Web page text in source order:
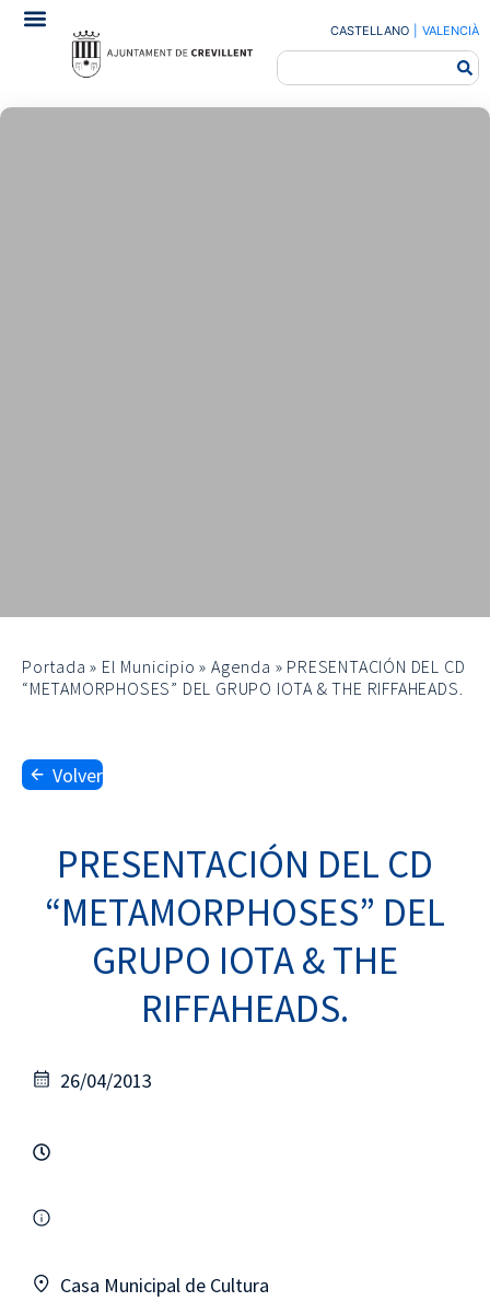
CASTELLANO VALENCIÀ
Portada » El Municipio »Agenda » PRESENTACIÓN DEL CD
“METAMORPHOSES” DEL GRUPO IOTA & THE RIFFAHEADS.
Volver
PRESENTACIÓN DEL CD
“METAMORPHOSES” DEL
GRUPO IOTA & THE
RIFFAHEADS.
26/04/2013
Casa Municipal de Cultura